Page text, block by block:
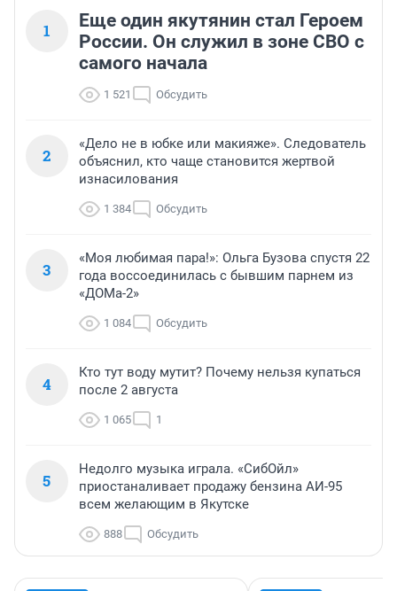
1
Еще один якутянин стал Героем
России. Он служил в зоне СВО с
самого начала
1 521 Обсудить
2
«Дело не в юбке или макияже». Следователь
объяснил, кто чаще становится жертвой
изнасилования
1 384 Обсудить
3
«Моя любимая пара!»: Ольга Бузова спустя 22
года воссоединилась с бывшим парнем из
«ДОМа-2»
1 084 Обсудить
4
Кто тут воду мутит? Почему нельзя купаться
после 2 августа
1 065 1
5
Недолго музыка играла. «СибОйл»
приостаналивает продажу бензина АИ-95
всем желающим в Якутске
888 Обсудить